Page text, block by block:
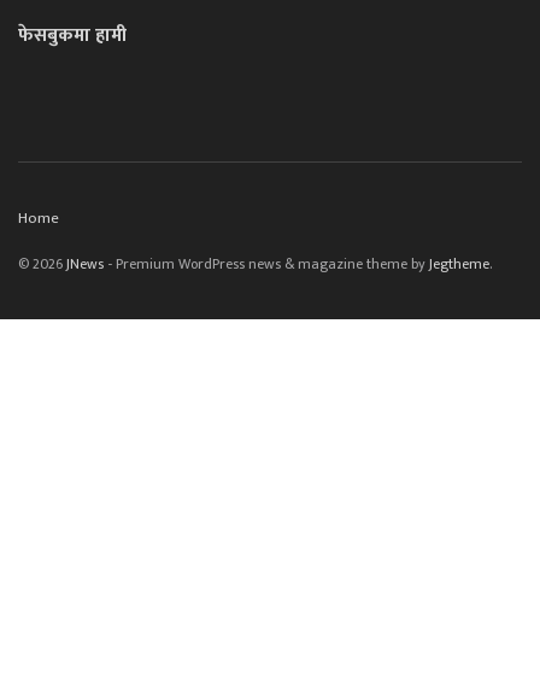
फेसबुकमा हामी
Home
© 2026JNews - Premium WordPress news & magazine theme byJegtheme.